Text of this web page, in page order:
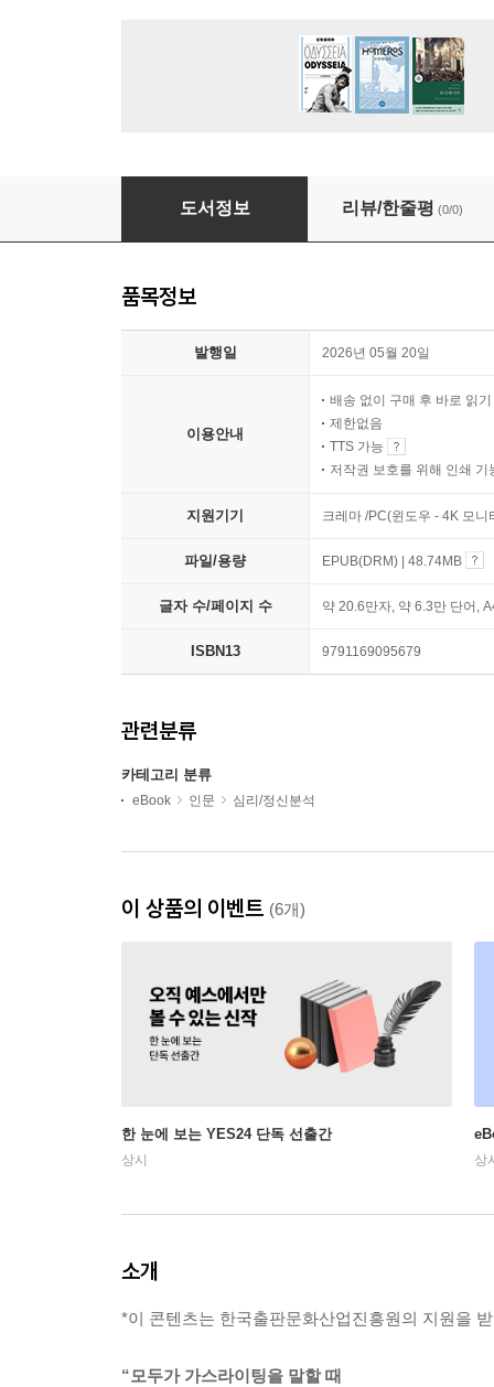
그건 가스라이팅이 아니다
도서정보 리뷰/한줄평 (0/0)
품목정보
발행일 2026년 05월 20일
이용안내
배송 없이 구매 후 바로 읽기
제한없음
TTS 가능
저작권 보호를 위해 인쇄 기
지원기기 크레마 /PC(윈도우 - 4K 모
파일/용량 EPUB(DRM) | 48.74MB
글자 수/페이지 수 약 20.6만자, 약 6.3만 단어,
ISBN13 9791169095679
관련분류
카테고리 분류
eBook 인문 심리/정신분석
이 상품의 이벤트 (6개)
한 눈에 보는 YES24 단독 선출간
상시 상
소개
*이 콘텐츠는 한국출판문화산업진흥원의 지원을
“모두가 가스라이팅을 말할 때